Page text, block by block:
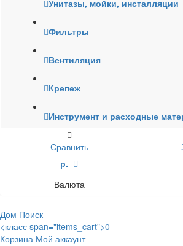
Унитазы, мойки, инсталляции
Фильтры
Вентиляция
Крепеж
Инструмент и расходные
Сравнить
р.
Валюта
Дом Поиск
<класс span="items_cart">0
Корзина Мой аккаунт